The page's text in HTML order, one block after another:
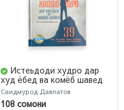
Истеьдоди худро дар
худ ёбед ва комёб шавед
Саидмурод Давлатов
108 сомони